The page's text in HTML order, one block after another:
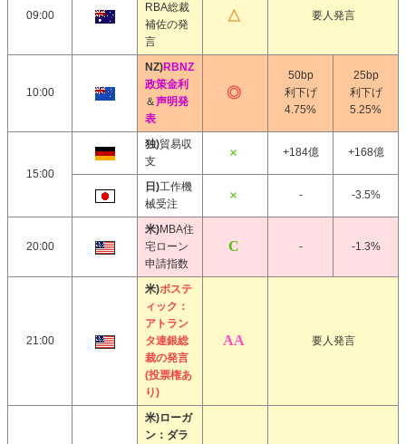
09:00
RBA総裁
補佐の発
言
要人発言
10:00
NZ)RBNZ
政策金利
＆声明発
表
50bp
利下げ
4.75%
25bp
利下げ
5.25%
15:00
独)貿易収
支
+184億 +168億
日)工作機
械受注
- -3.5%
20:00
米)MBA住
宅ローン
申請指数
- -1.3%
21:00
米)ボステ
ィック：
アトラン
タ連銀総
裁の発言
(投票権あ
り)
要人発言
米)ローガ
ン：ダラ